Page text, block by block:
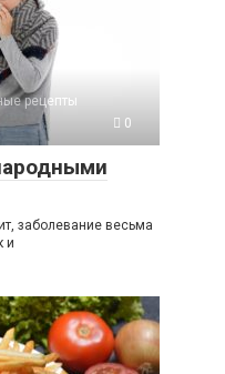
рецепты
0
заболевание весьма
и